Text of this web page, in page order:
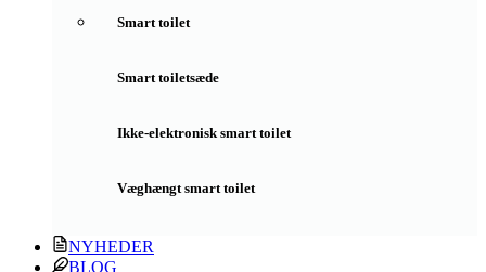
Smart toilet
Smart toiletsæde
Ikke-elektronisk smart toilet
Væghængt smart toilet
NYHEDER
BLOG